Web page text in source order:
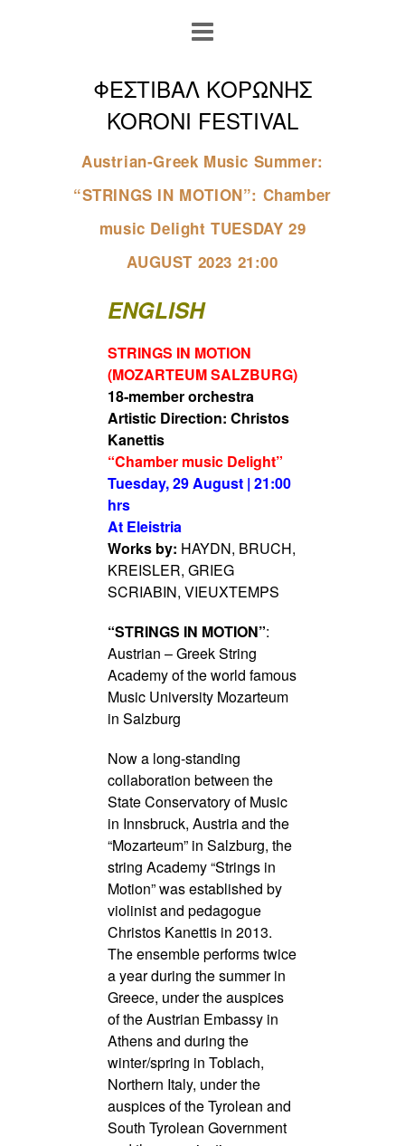
ΦΕΣΤΙΒΑΛ ΚΟΡΩΝΗΣ
KORONI FESTIVAL
Austrian‐Greek Music Summer:
“STRINGS IN MOTION”: Chamber
music Delight TUESDAY 29
AUGUST 2023 21:00
ENGLISH
STRINGS IN MOTION
(MOZARTEUM SALZBURG)
18‐member orchestra
Artistic Direction: Christos
Kanettis
“Chamber music Delight”
Tuesday, 29 August | 21:00
hrs
At Eleistria
Works by: HAYDN, BRUCH,
KREISLER, GRIEG
SCRIABIN, VIEUXTEMPS
“STRINGS IN MOTION”:
Austrian – Greek String
Academy of the world famous
Music University Mozarteum
in Salzburg
Now a long-standing
collaboration between the
State Conservatory of Music
in Innsbruck, Austria and the
“Mozarteum” in Salzburg, the
string Academy “Strings in
Motion” was established by
violinist and pedagogue
Christos Kanettis in 2013.
The ensemble performs twice
a year during the summer in
Greece, under the auspices
of the Austrian Embassy in
Athens and during the
winter/spring in Toblach,
Northern Italy, under the
auspices of the Tyrolean and
South Tyrolean Government